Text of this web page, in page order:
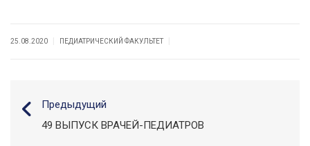
25.08.2020 ПЕДИАТРИЧЕСКИЙ ФАКУЛЬТЕТ
Предыдущий
49 ВЫПУСК ВРАЧЕЙ-ПЕДИАТРОВ